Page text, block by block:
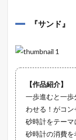
『サンド 』
【作品紹介】
一歩進むと一
わせる！がコ
砂時計をテーマ
砂時計の消費を